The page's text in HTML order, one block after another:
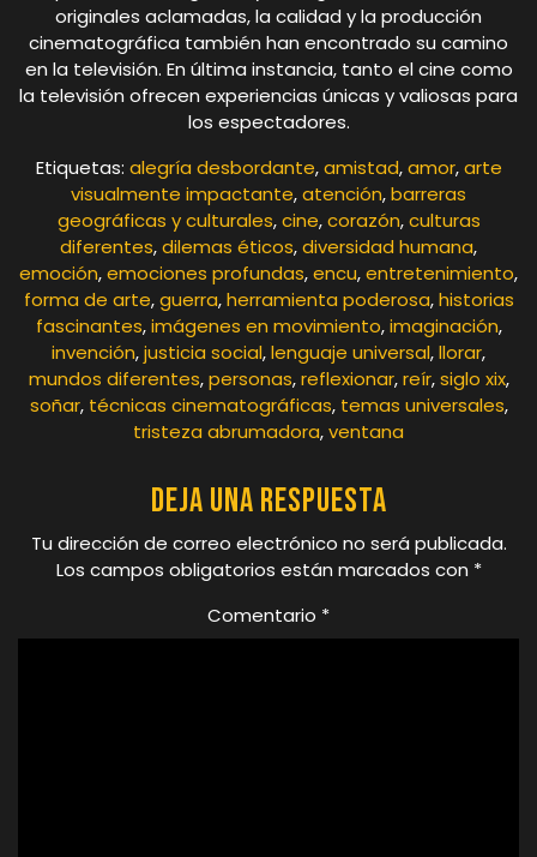
originales aclamadas, la calidad y la producción
cinematográfica también han encontrado su camino
en la televisión. En última instancia, tanto el cine como
la televisión ofrecen experiencias únicas y valiosas para
los espectadores.
Etiquetas: alegría desbordante,amistad,amor,arte
visualmente impactante,atención,barreras
geográficas y culturales,cine,corazón,culturas
diferentes,dilemas éticos,diversidad humana,
emoción,emociones profundas,encu,entretenimiento,
forma de arte,guerra,herramienta poderosa,historias
fascinantes,imágenes en movimiento,imaginación,
invención,justicia social,lenguaje universal,llorar,
mundos diferentes,personas,reflexionar,reír,siglo xix,
soñar, técnicas cinematográficas, temas universales,
tristeza abrumadora,ventana
Deja una respuesta
Tu dirección de correo electrónico no será publicada.
Los campos obligatorios están marcados con *
Comentario *